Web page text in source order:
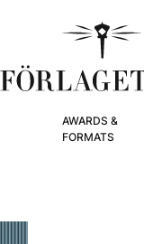
AWARDS &
FORMATS